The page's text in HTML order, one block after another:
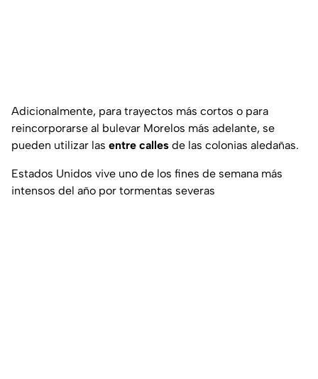
Adicionalmente, para trayectos más cortos o para
reincorporarse al bulevar Morelos más adelante, se
pueden utilizar las entre calles de las colonias aledañas.
Estados Unidos vive uno de los fines de semana más
intensos del año por tormentas severas